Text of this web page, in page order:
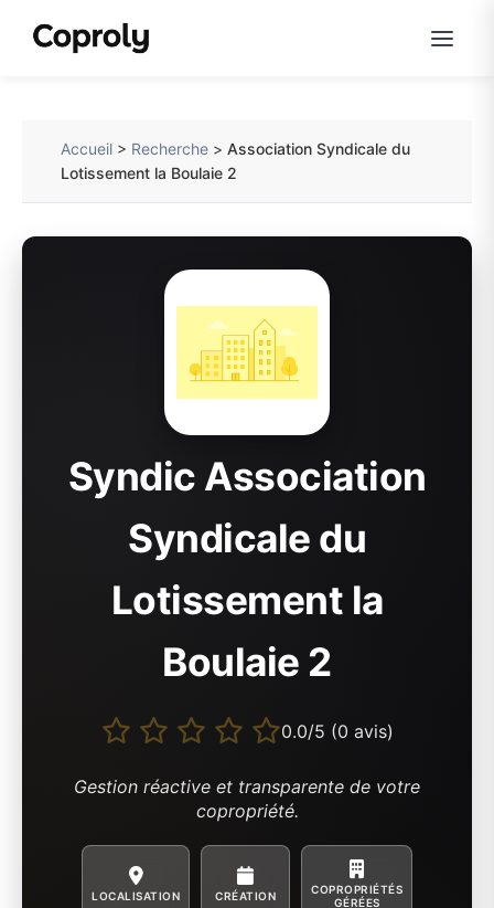
Accueil > Recherche >Association Syndicale du
Lotissement la Boulaie 2
Syndic Association
Syndicale du
Lotissement la
Boulaie 2
0.0/5 (0 avis)
Gestion réactive et transparente de votre
copropriété.
LOCALISATION CRÉATION
COPROPRIÉTÉS
GÉRÉES